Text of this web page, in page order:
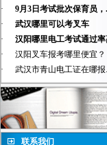
·
9月3日考试批次保育员，
·
武汉哪里可以考叉车
·
汉阳哪里电工考试通过
·
汉阳叉车报考哪里便宜？
·
武汉市青山电工证在哪报
联系我们